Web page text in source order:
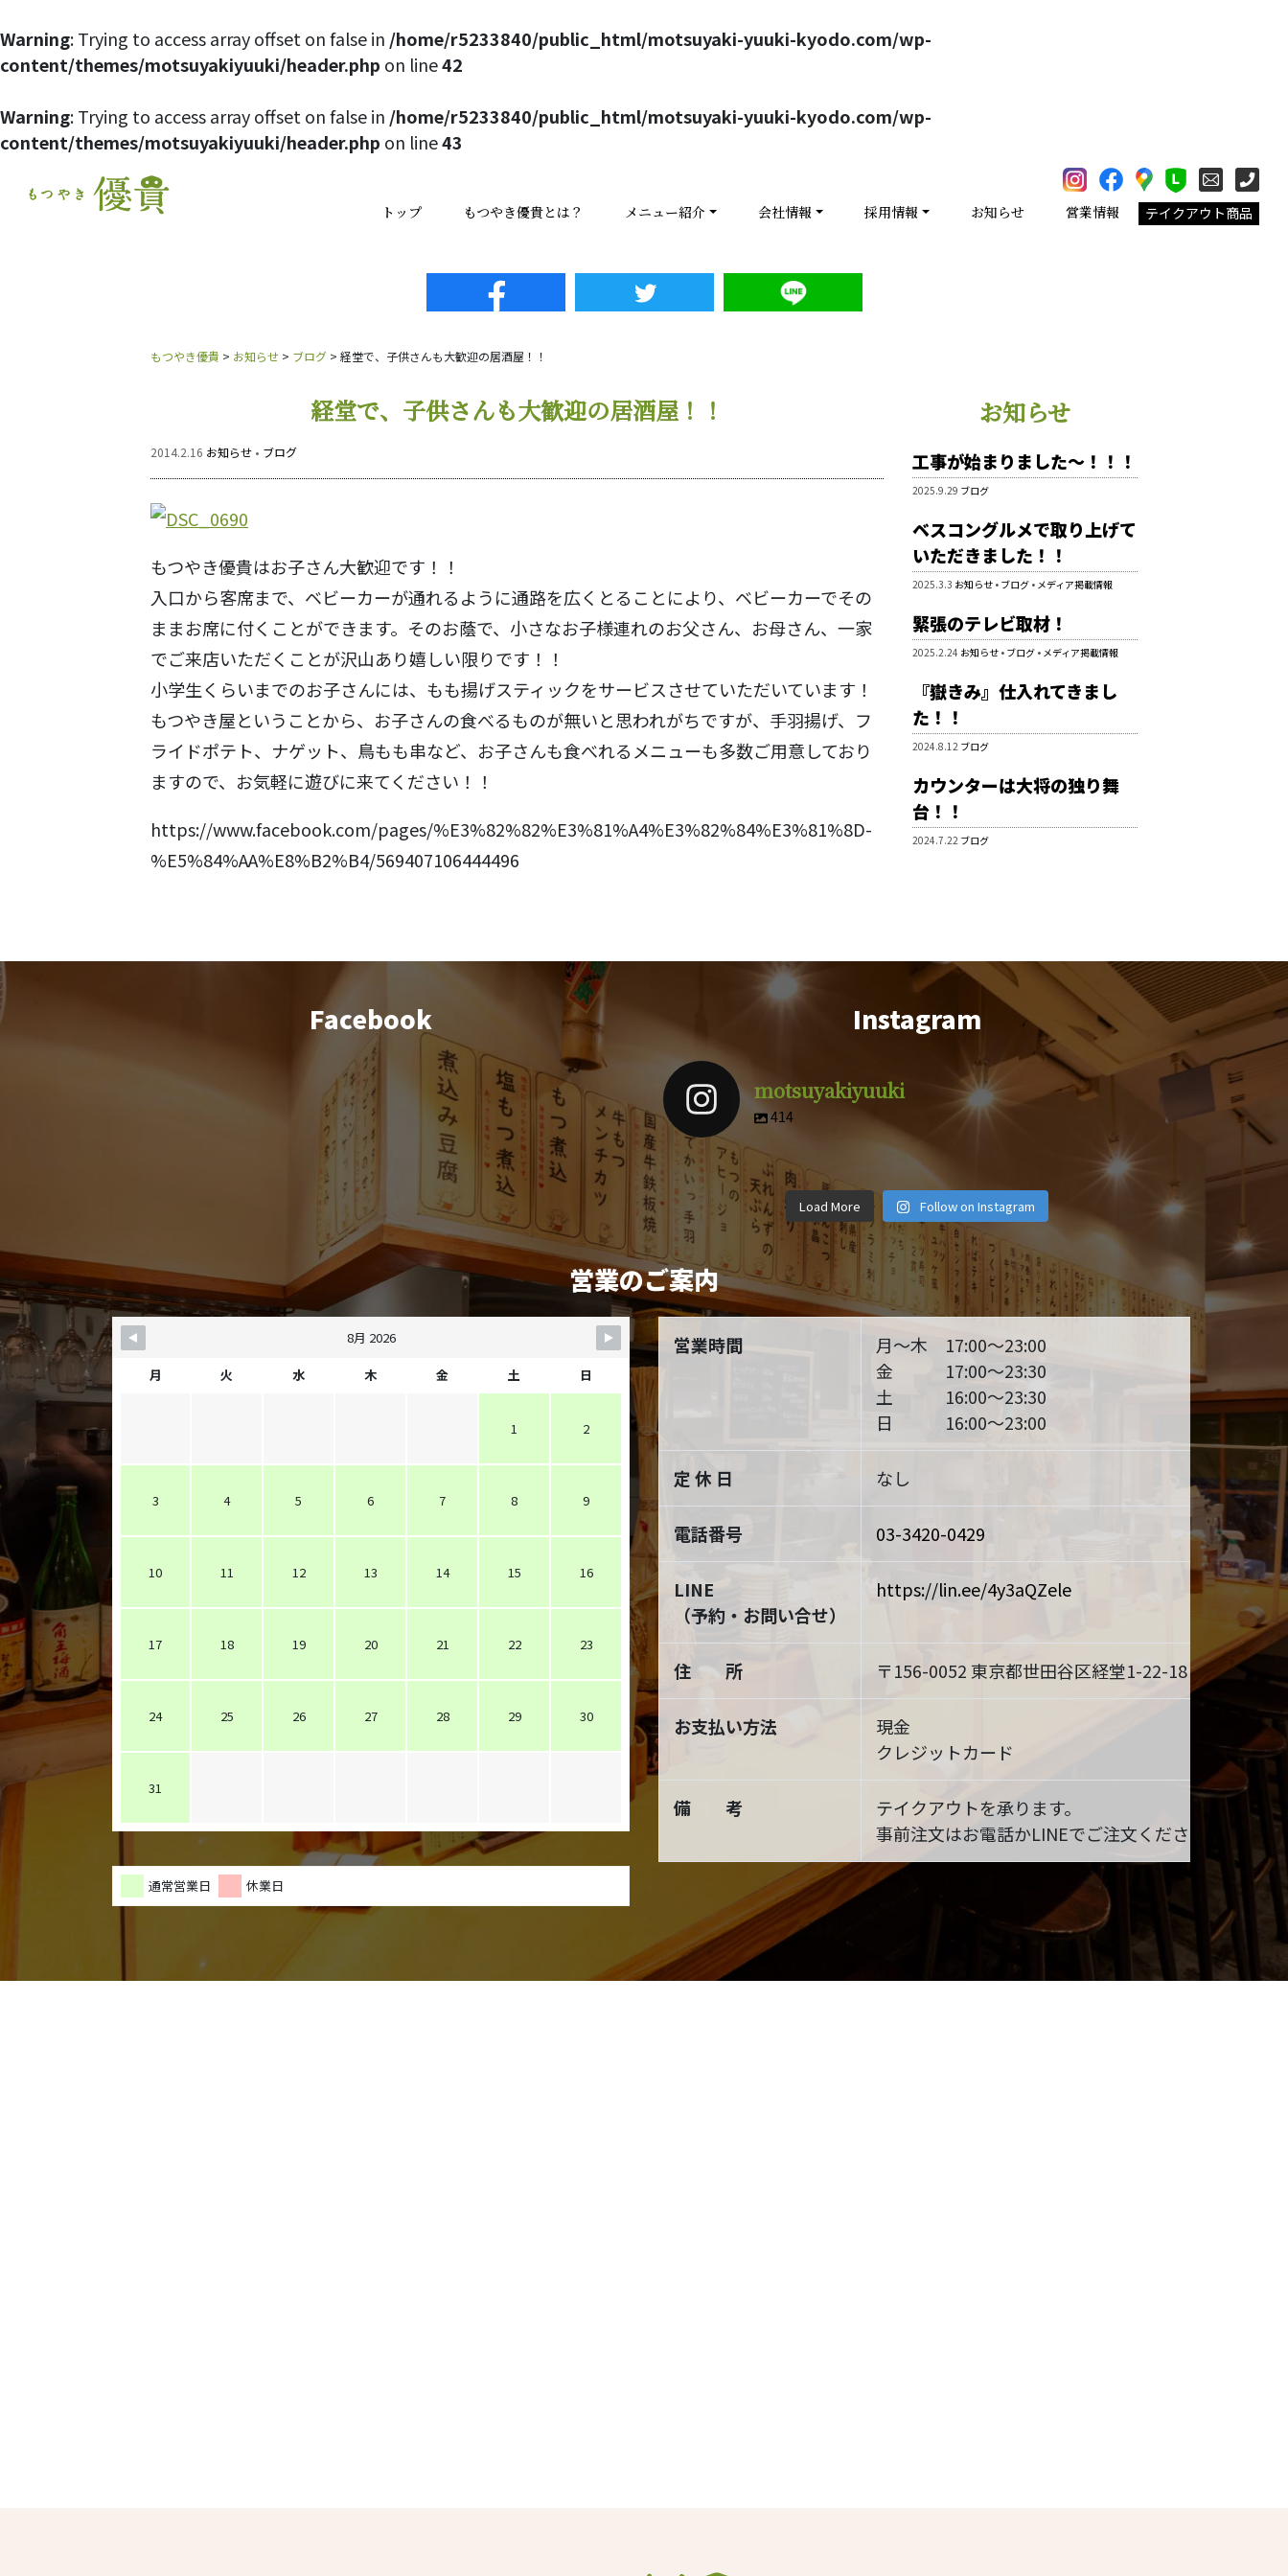
Warning: Trying to access array offset on false in /home/r5233840/public_html/motsuyaki-yuuki-kyodo.com/wp-
content/themes/motsuyakiyuuki/header.php on line42
Warning: Trying to access array offset on false in /home/r5233840/public_html/motsuyaki-yuuki-kyodo.com/wp-
content/themes/motsuyakiyuuki/header.php on line43
トップ もつやき優貴とは？ メニュー紹介 会社情報 採用情報 お知らせ 営業情報 テイクアウト商品
もつやき優貴 > お知らせ > ブログ > 経堂で、子供さんも大歓迎の居酒屋！！
経堂で、子供さんも大歓迎の居酒屋！！
2014.2.16 お知らせ • ブログ
もつやき優貴はお子さん大歓迎です！！
入口から客席まで、ベビーカーが通れるように通路を広くとることにより、ベビーカーでその
ままお席に付くことができます。そのお蔭で、小さなお子様連れのお父さん、お母さん、一家
でご来店いただくことが沢山あり嬉しい限りです！！
小学生くらいまでのお子さんには、もも揚げスティックをサービスさせていただいています！
もつやき屋ということから、お子さんの食べるものが無いと思われがちですが、手羽揚げ、フ
ライドポテト、ナゲット、鳥もも串など、お子さんも食べれるメニューも多数ご用意しており
ますので、お気軽に遊びに来てください！！
https://www.facebook.com/pages/%E3%82%82%E3%81%A4%E3%82%84%E3%81%8D-
%E5%84%AA%E8%B2%B4/569407106444496
お知らせ
工事が始まりました～！！！
2025.9.29 ブログ
ベスコングルメで取り上げて
いただきました！！
2025.3.3 お知らせ • ブログ • メディア掲載情報
緊張のテレビ取材！
2025.2.24 お知らせ • ブログ • メディア掲載情報
『嶽きみ』仕入れてきまし
た！！
2024.8.12 ブログ
カウンターは大将の独り舞
台！！
2024.7.22 ブログ
Facebook Instagram
motsuyakiyuuki
414
motsuyakiyuuki
4月 9
3月 1
2月 14
motsuyakiyuuki
motsuyakiyuuki
12月 8
motsuyakiyuuki
11月 6
motsuyakiyuuki
11月 4
motsuyakiyuuki
motsuyakiyuuki
10月 5
motsuyakiyuuki
9月 28
motsuyakiyuuki
9月 25
9月 22
Load More Follow on Instagram
営業のご案内
8月 2026
月 火 水 木 金 土 日
1 2
3 4 5 6 7 8 9
10 11 12 13 14 15 16
17 18 19 20 21 22 23
24 25 26 27 28 29 30
31
通常営業日 休業日
営業時間
月～木 17:00～23:00
金 17:00～23:30
土 16:00～23:30
日 16:00～23:00
定 休 日 なし
電話番号 03-3420-0429
LINE
（予約・お問い合せ）
https://lin.ee/4y3aQZele
住 所 〒156-0052 東京都世田谷区経堂1-22-18MAP
お支払い方法
現金
クレジットカード
備 考
テイクアウトを承ります。
事前注文はお電話かLINEでご注文ください。